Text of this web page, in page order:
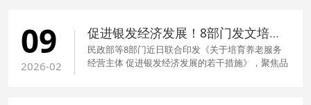
地享受晚年，这是我们共同的愿景，也是文明社会
的标尺。”
09
2026-02
促进银发经济发展！8部门发文培育养老服务经营主体
民政部等8部门近日联合印发《关于培育养老服务
经营主体 促进银发经济发展的若干措施》，聚焦品